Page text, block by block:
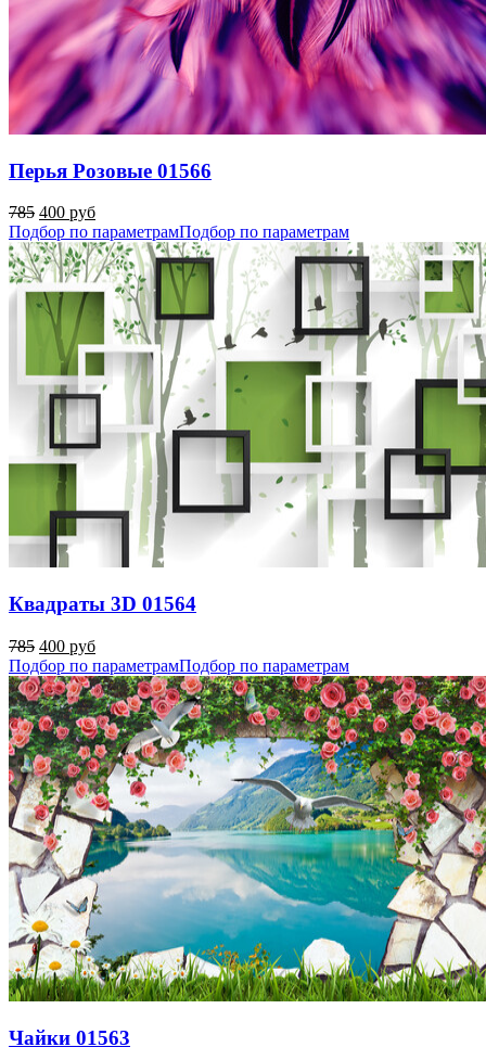
Перья Розовые 01566
785 400 руб
Подбор по параметрамПодбор по параметрам
Квадраты 3D 01564
785 400 руб
Подбор по параметрамПодбор по параметрам
Чайки 01563